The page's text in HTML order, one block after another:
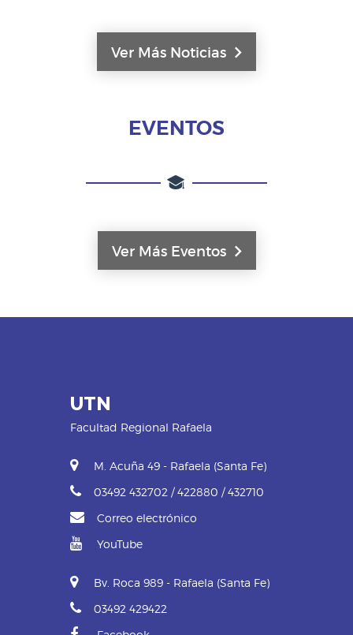
vir... ver más.
Ver Más Noticias
EVENTOS
Ver Más Eventos
UTN
Facultad Regional Rafaela
M. Acuña 49 - Rafaela (Santa Fe)
03492 432702 / 422880 / 432710
Correo electrónico
YouTube
Bv. Roca 989 - Rafaela (Santa Fe)
03492 429422